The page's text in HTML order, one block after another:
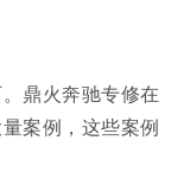
鼎火奔驰专修在
案例，这些案例